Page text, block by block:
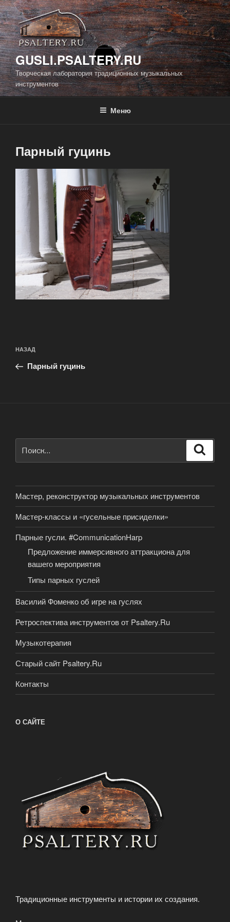
Перейти
к
содержимому
GUSLI.PSALTERY.RU
Творческая лаборатория традиционных музыкальных
инструментов
Меню
Парный гуцинь
по
записям
Предыдущая
запись:
НАЗАД
Парный гуцинь
Мастер, реконструктор музыкальных инструментов
Мастер-классы и «гусельные присиделки»
Парные гусли. #CommunicationHarp
Предложение иммерсивного аттракциона для
вашего мероприятия
Типы парных гуслей
Василий Фоменко об игре на гуслях
Ретроспектива инструментов от Psaltery.Ru
Музыкотерапия
Старый сайт Psaltery.Ru
Контакты
О САЙТЕ
Традиционные инструменты и истории их создания.